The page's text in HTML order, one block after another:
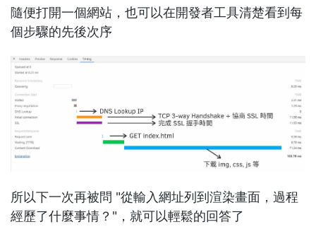
隨便打開一個網站，也可以在開發者工具清楚看到每
個步驟的先後次序
所以下一次再被問 "從輸入網址列到渲染畫面，過程
經歷了什麼事情？"，就可以輕鬆的回答了